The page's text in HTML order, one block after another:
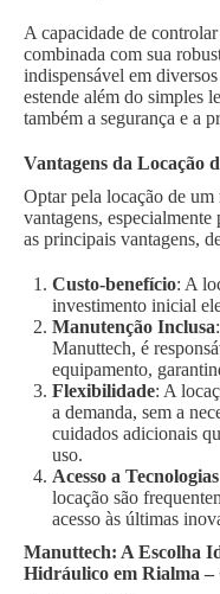
A capacidade de
combinada com sua
indispensável em
estende além do simples
também a segurança e a
Vantagens da Locação
Optar pela locação de
vantagens,
as principais vantagens,
Custo-benefício: A
investimento inicial
Manutenção Inclusa
Manuttech, é
equipamento,
Flexibilidade: A
a demanda, sem a
cuidados adicionais
uso.
Acesso a
locação são
acesso às últimas
Manuttech: A Escolha
Hidráulico em Rialma –